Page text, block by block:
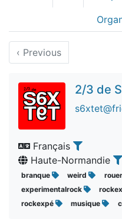
‹ Previous
2/3 de
Français
Haute-Normandie
branque weird
experimentalrock
rockexpé
musique